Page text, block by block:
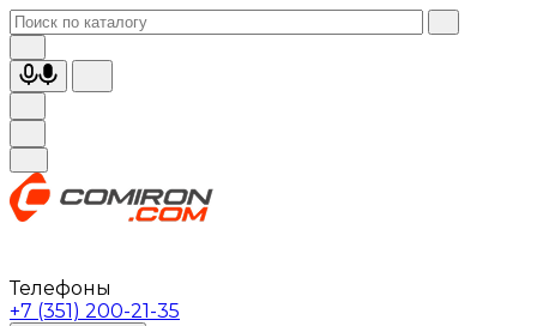
Телефоны
+7 (351) 200-21-35